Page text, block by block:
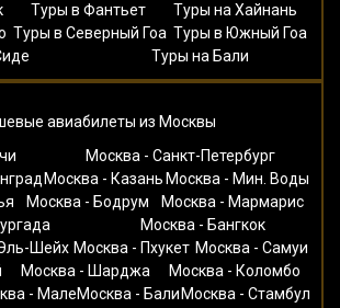
Туры в Фантьет
Туры на Хайнань
Туры в Северный Гоа Туры в Южный Гоа
Туры на Бали
авиабилеты из Москвы
Москва - Санкт-Петербург
Москва - КазаньМосква - Мин. Воды
Москва - Бодрум
Москва - Мармарис
Москва - Бангкок
Шейх Москва - Пхукет Москва - Самуи
Москва - Шарджа
Москва - Коломбо
- МалеМосква - БалиМосква - Стамбул